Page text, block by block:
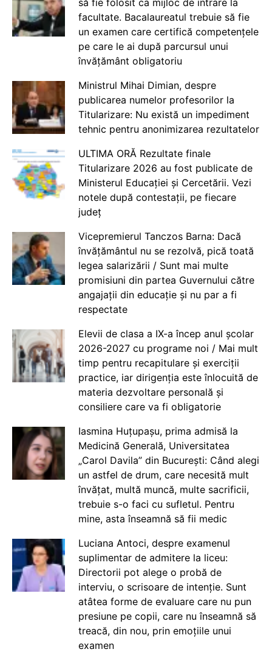
facultate. Bacalaureatul trebuie să fie
un examen care certifică competențele
pe care le ai după parcursul unui
învățământ obligatoriu
Ministrul Mihai Dimian, despre
publicarea numelor profesorilor la
Titularizare: Nu există un impediment
tehnic pentru anonimizarea rezultatelor
ULTIMA ORĂ Rezultate finale
Titularizare 2026 au fost publicate de
Ministerul Educației și Cercetării. Vezi
notele după contestații, pe fiecare
județ
Vicepremierul Tanczos Barna: Dacă
învățământul nu se rezolvă, pică toată
legea salarizării / Sunt mai multe
promisiuni din partea Guvernului către
angajații din educație și nu par a fi
respectate
Elevii de clasa a IX-a încep anul școlar
2026-2027 cu programe noi / Mai mult
timp pentru recapitulare și exerciții
practice, iar dirigenția este înlocuită de
materia dezvoltare personală și
consiliere care va fi obligatorie
Iasmina Huțupașu, prima admisă la
Medicină Generală, Universitatea
„Carol Davila” din București: Când alegi
un astfel de drum, care necesită mult
învățat, multă muncă, multe sacrificii,
trebuie s-o faci cu sufletul. Pentru
mine, asta înseamnă să fii medic
Luciana Antoci, despre examenul
suplimentar de admitere la liceu:
Directorii pot alege o probă de
interviu, o scrisoare de intenție. Sunt
atâtea forme de evaluare care nu pun
presiune pe copii, care nu înseamnă să
treacă, din nou, prin emoțiile unui
examen